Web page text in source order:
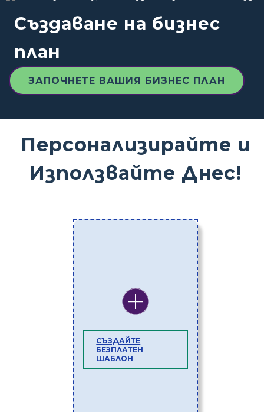
Създаване на бизнес
план
ЗАПОЧНЕТЕ ВАШИЯ БИЗНЕС ПЛАН
Персонализирайте и
Използвайте Днес!
СЪЗДАЙТЕ
БЕЗПЛАТЕН
ШАБЛОН